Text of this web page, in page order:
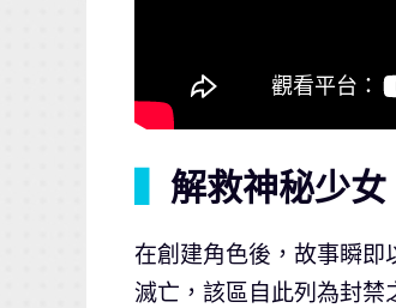
解救神秘少
在創建角色後，故事瞬
滅亡，該區自此列為封